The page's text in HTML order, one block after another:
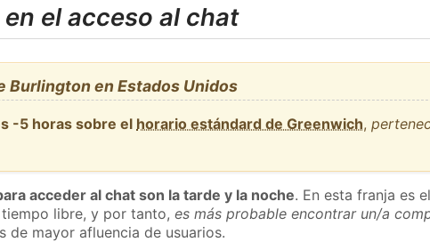
el acceso al chat
Burlington en Estados Unidos
-5 horas sobre el horario estándard de Greenwich,
acceder al chat son la tarde y la noche. En esta franja es el
tiempo libre, y por tanto,es más probable encontrar un/a
de mayor afluencia de usuarios.